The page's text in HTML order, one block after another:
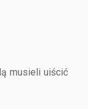
musieli uiścić